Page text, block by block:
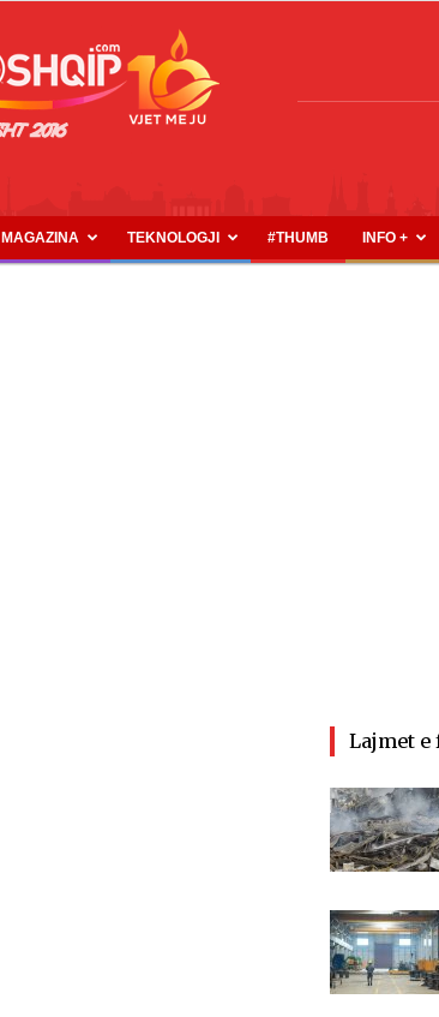
INFOSHQIP.COM
MAGAZINA TEKNOLOGJI #THUMB INFO +
Lajmet e